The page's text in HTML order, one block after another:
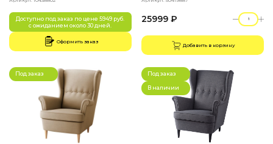
Доступно под заказ по цене 5949 руб.
с ожиданием около 30 дней.
Оформить заказ
25999 ₽
Добавить в корзину
Под заказ Под заказ
В наличии